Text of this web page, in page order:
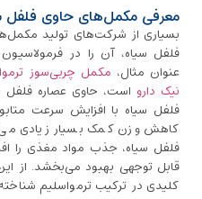
معرفی مکمل‌های حاوی فلفل
بسیاری از شرکت‌های تولید
فلفل سیاه، آن را در
عنوان مثال، مکمل چربی‌سوز
نیک ‌دارو است، حاوی عصاره
فلفل سیاه با افزایش سرعت
کاهش وزن کمک بسیار زیادی
فلفل سیاه، جذب مواد مغذی را
قابل توجهی بهبود می‌بخشد. از
کلیدی در ترکیب ترمواسلیم